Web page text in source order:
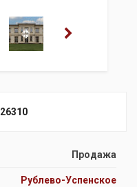
26310
Продажа
Рублево-Успенское